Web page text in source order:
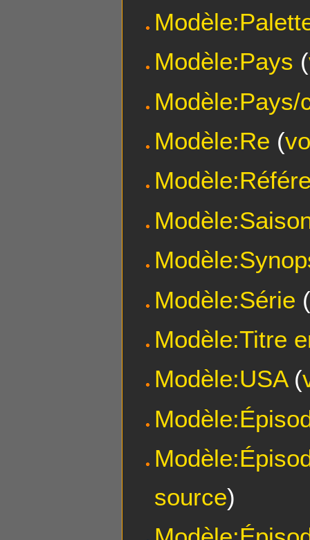
Modèle:Pays (
Modèle:Pays/
Modèle:Re (
Modèle:Série
Modèle:Titre
Modèle:USA(
source)